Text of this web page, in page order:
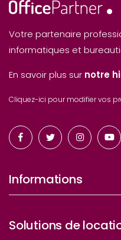
Votre partenaire
informatiques et
En savoir plus sur notre
Cliquez-ici pour modifier vos
Informations
Solutions de